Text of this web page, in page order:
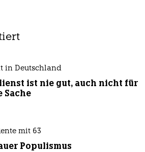
in Deutschland
ist nie gut, auch nicht für
Sache
mit 63
Populismus